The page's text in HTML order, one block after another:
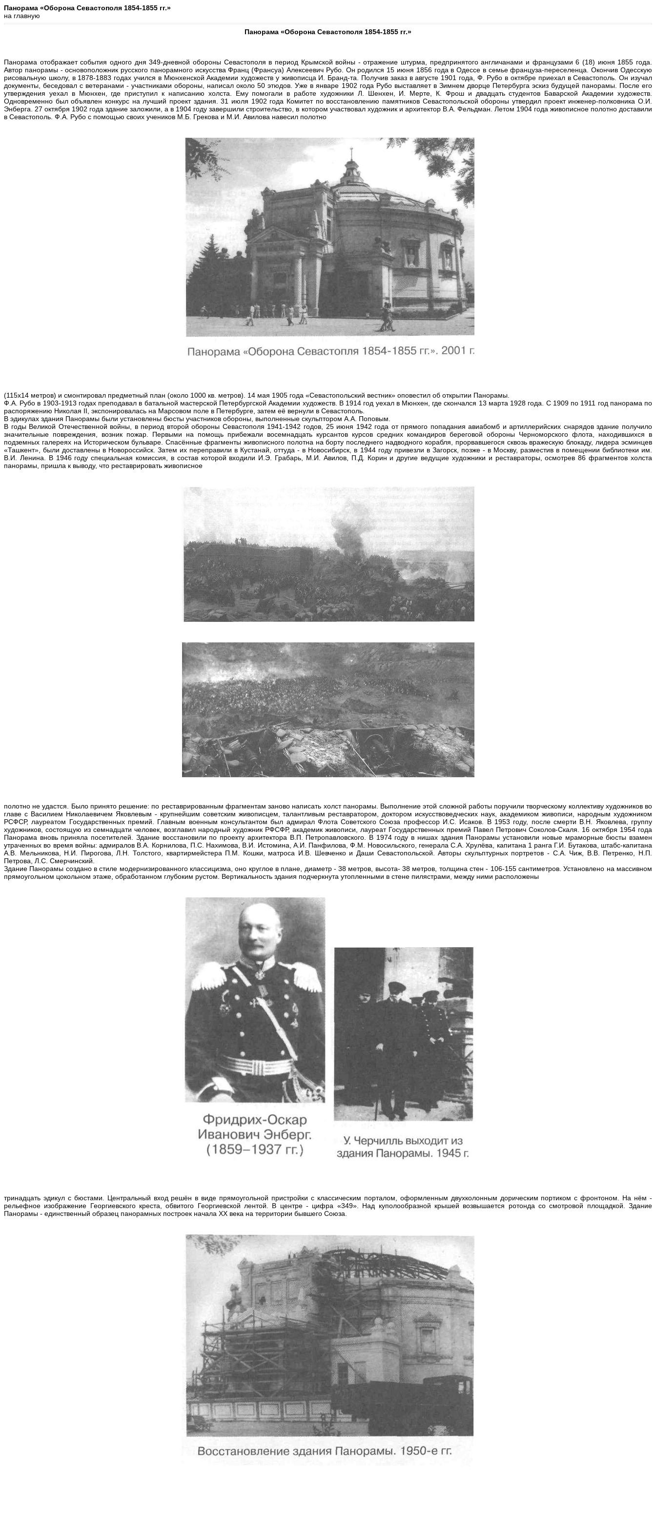
Панорама «Оборона Севастополя 1854-1855 гг.»
на главную
Панорама «Оборона Севастополя 1854-1855 гг.»
Панорама отображает события одного дня 349-дневной обороны Севастополя в период Крымской войны - отражение штурма, предпринятого англичанами и французами 6 (18) июня 1855 года.
Автор панорамы - основоположник русского панорамного искусства Франц (Франсуа) Алексеевич Рубо. Он родился 15 июня 1856 года в Одессе в семье француза-переселенца. Окончив Одесскую
рисовальную школу, в 1878-1883 годах учился в Мюнхенской Академии художеств у живописца И. Бранд-та. Получив заказ в августе 1901 года, Ф. Рубо в октябре приехал в Севастополь. Он изучал
документы, беседовал с ветеранами - участниками обороны, написал около 50 этюдов. Уже в январе 1902 года Рубо выставляет в Зимнем дворце Петербурга эскиз будущей панорамы. После его
утверждения уехал в Мюнхен, где приступил к написанию холста. Ему помогали в работе художники Л. Шенхен, И. Мерте, К. Фрош и двадцать студентов Баварской Академии художеств.
Одновременно был объявлен конкурс на лучший проект здания. 31 июля 1902 года Комитет по восстановлению памятников Севастопольской обороны утвердил проект инженер-полковника О.И.
Энберга. 27 октября 1902 года здание заложили, а в 1904 году завершили строительство, в котором участвовал художник и архитектор В.А. Фельдман. Летом 1904 года живописное полотно доставили
в Севастополь. Ф.А. Рубо с помощью своих учеников М.Б. Грекова и М.И. Авилова навесил полотно
(115x14 метров) и смонтировал предметный план (около 1000 кв. метров). 14 мая 1905 года «Севастопольский вестник» оповестил об открытии Панорамы.
Ф.А. Рубо в 1903-1913 годах преподавал в батальной мастерской Петербургской Академии художеств. В 1914 год уехал в Мюнхен, где скончался 13 марта 1928 года. С 1909 по 1911 год панорама по
распоряжению Николая II, экспонировалась на Марсовом поле в Петербурге, затем её вернули в Севастополь.
В эдикулах здания Панорамы были установлены бюсты участников обороны, выполненные скульптором А.А. Поповым.
В годы Великой Отечественной войны, в период второй обороны Севастополя 1941-1942 годов, 25 июня 1942 года от прямого попадания авиабомб и артиллерийских снарядов здание получило
значительные повреждения, возник пожар. Первыми на помощь прибежали восемнадцать курсантов курсов средних командиров береговой обороны Черноморского флота, находившихся в
подземных галереях на Историческом бульваре. Спасённые фрагменты живописного полотна на борту последнего надводного корабля, прорвавшегося сквозь вражескую блокаду, лидера эсминцев
«Ташкент», были доставлены в Новороссийск. Затем их переправили в Кустанай, оттуда - в Новосибирск, в 1944 году привезли в Загорск, позже - в Москву, разместив в помещении библиотеки им.
В.И. Ленина. В 1946 году специальная комиссия, в состав которой входили И.Э. Грабарь, М.И. Авилов, П.Д. Корин и другие ведущие художники и реставраторы, осмотрев 86 фрагментов холста
панорамы, пришла к выводу, что реставрировать живописное
полотно не удастся. Было принято решение: по реставрированным фрагментам заново написать холст панорамы. Выполнение этой сложной работы поручили творческому коллективу художников во
главе с Василием Николаевичем Яковлевым - крупнейшим советским живописцем, талантливым реставратором, доктором искусствоведческих наук, академиком живописи, народным художником
РСФСР, лауреатом Государственных премий. Главным военным консультантом был адмирал Флота Советского Союза профессор И.С. Исаков. В 1953 году, после смерти В.Н. Яковлева, группу
художников, состоящую из семнадцати человек, возглавил народный художник РФСФР, академик живописи, лауреат Государственных премий Павел Петрович Соколов-Скаля. 16 октября 1954 года
Панорама вновь приняла посетителей. Здание восстановили по проекту архитектора В.П. Петропавловского. В 1974 году в нишах здания Панорамы установили новые мраморные бюсты взамен
утраченных во время войны: адмиралов В.А. Корнилова, П.С. Нахимова, В.И. Истомина, А.И. Панфилова, Ф.М. Новосильского, генерала С.А. Хрулёва, капитана 1 ранга Г.И. Бутакова, штабс-капитана
А.В. Мельникова, Н.И. Пирогова, Л.Н. Толстого, квартирмейстера П.М. Кошки, матроса И.В. Шевченко и Даши Севастопольской. Авторы скульптурных портретов - С.А. Чиж, В.В. Петренко, Н.П.
Петрова, Л.С. Смерчинский.
Здание Панорамы создано в стиле модернизированного классицизма, оно круглое в плане, диаметр - 38 метров, высота- 38 метров, толщина стен - 106-155 сантиметров. Установлено на массивном
прямоугольном цокольном этаже, обработанном глубоким рустом. Вертикальность здания подчеркнута утопленными в стене пилястрами, между ними расположены
тринадцать эдикул с бюстами. Центральный вход решён в виде прямоугольной пристройки с классическим порталом, оформленным двухколонным дорическим портиком с фронтоном. На нём -
рельефное изображение Георгиевского креста, обвитого Георгиевской лентой. В центре - цифра «349». Над куполообразной крышей возвышается ротонда со смотровой площадкой. Здание
Панорамы - единственный образец панорамных построек начала XX века на территории бывшего Союза.